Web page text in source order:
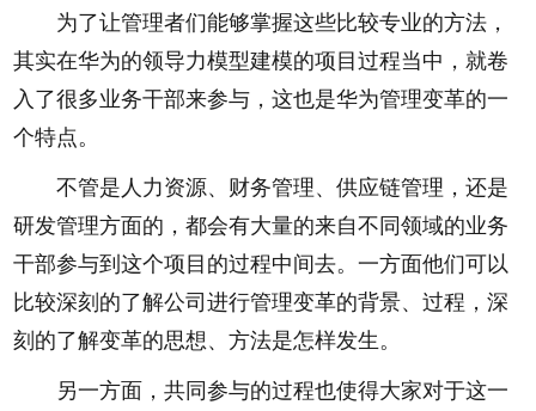
为了让管理者们能够掌握这些比较专业的方法，
其实在华为的领导力模型建模的项目过程当中，就卷
入了很多业务干部来参与，这也是华为管理变革的一
个特点。
不管是人力资源、财务管理、供应链管理，还是
研发管理方面的，都会有大量的来自不同领域的业务
干部参与到这个项目的过程中间去。一方面他们可以
比较深刻的了解公司进行管理变革的背景、过程，深
刻的了解变革的思想、方法是怎样发生。
另一方面，共同参与的过程也使得大家对于这一